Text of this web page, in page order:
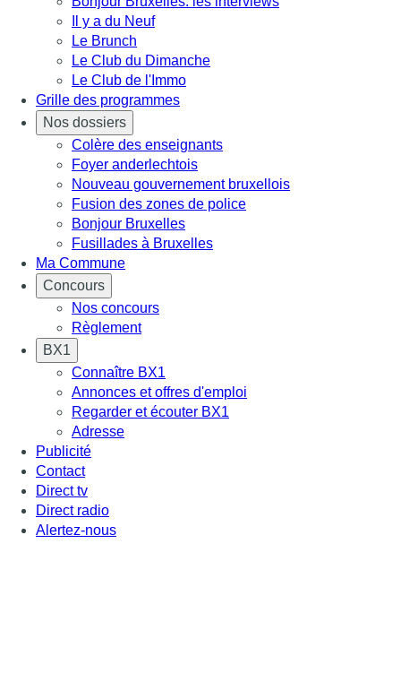
Il y a du Neuf
Le Brunch
Le Club du Dimanche
Le Club de l'Immo
Grille des programmes
Nos dossiers
Colère des enseignants
Foyer anderlechtois
Nouveau gouvernement bruxellois
Fusion des zones de police
Bonjour Bruxelles
Fusillades à Bruxelles
Ma Commune
Concours
Nos concours
Règlement
BX1
Connaître BX1
Annonces et offres d'emploi
Regarder et écouter BX1
Adresse
Publicité
Contact
Direct tv
Direct radio
Alertez-nous